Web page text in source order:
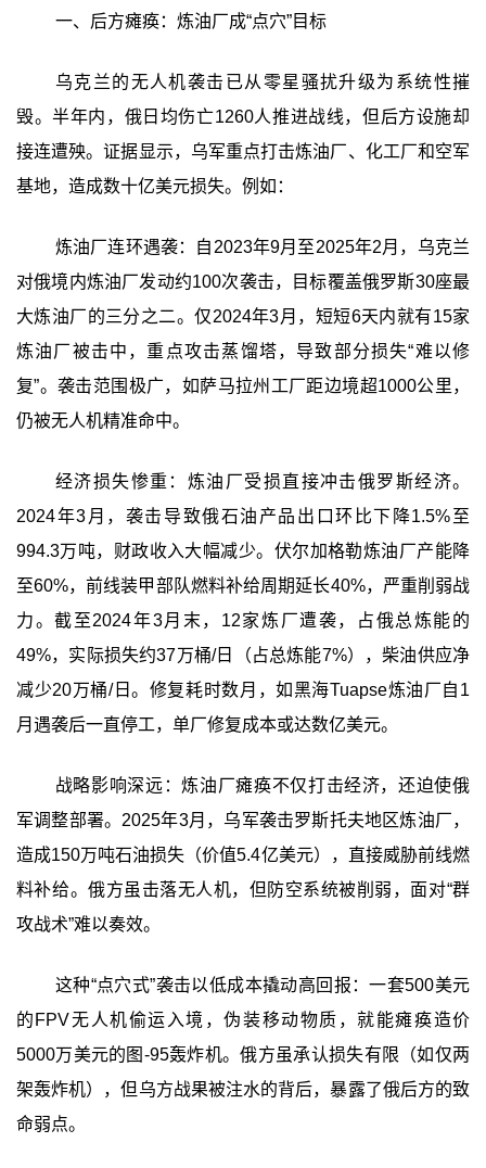
一、后方瘫痪：炼油厂成“点穴”目标
乌克兰的无人机袭击已从零星骚扰升级为系统性摧
毁。半年内，俄日均伤亡1260人推进战线，但后方设施却
接连遭殃。证据显示，乌军重点打击炼油厂、化工厂和空军
基地，造成数十亿美元损失。例如：
炼油厂连环遇袭：自2023年9月至2025年2月，乌克兰
对俄境内炼油厂发动约100次袭击，目标覆盖俄罗斯30座最
大炼油厂的三分之二。仅2024年3月，短短6天内就有15家
炼油厂被击中，重点攻击蒸馏塔，导致部分损失“难以修
复”。袭击范围极广，如萨马拉州工厂距边境超1000公里，
仍被无人机精准命中。
经济损失惨重：炼油厂受损直接冲击俄罗斯经济。
2024年3月，袭击导致俄石油产品出口环比下降1.5%至
994.3万吨，财政收入大幅减少。伏尔加格勒炼油厂产能降
至60%，前线装甲部队燃料补给周期延长40%，严重削弱战
力。截至2024年3月末，12家炼厂遭袭，占俄总炼能的
49%，实际损失约37万桶/日（占总炼能7%），柴油供应净
减少20万桶/日。修复耗时数月，如黑海Tuapse炼油厂自1
月遇袭后一直停工，单厂修复成本或达数亿美元。
战略影响深远：炼油厂瘫痪不仅打击经济，还迫使俄
军调整部署。2025年3月，乌军袭击罗斯托夫地区炼油厂，
造成150万吨石油损失（价值5.4亿美元），直接威胁前线燃
料补给。俄方虽击落无人机，但防空系统被削弱，面对“群
攻战术”难以奏效。
这种“点穴式”袭击以低成本撬动高回报：一套500美元
的FPV无人机偷运入境，伪装移动物质，就能瘫痪造价
5000万美元的图-95轰炸机。俄方虽承认损失有限（如仅两
架轰炸机），但乌方战果被注水的背后，暴露了俄后方的致
命弱点。